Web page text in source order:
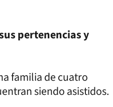
pertenencias y
familia de cuatro
siendo asistidos.